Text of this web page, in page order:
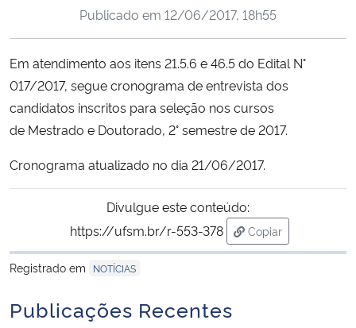
Ministério da Cidadania
Ministério de Minas e Energia
Ministério da Ciência, Tecnologia, Inovações e Comunicações
Ministério do Turismo
Ministério do Desenvolvimento Regional
Controladoria-Geral da União
Publicado em 12/06/2017, 18h55
Em atendimento aos itens 21.5.6 e 46.5 do Edital N°
017/2017, segue cronograma de entrevista dos
candidatos inscritos para seleção nos cursos
de Mestrado e Doutorado, 2° semestre de 2017.
Cronograma atualizado no dia 21/06/2017.
Divulgue este conteúdo:
https://ufsm.br/r-553-378
Copiar
para área de
Registrado em
NOTÍCIAS
Publicações Recentes